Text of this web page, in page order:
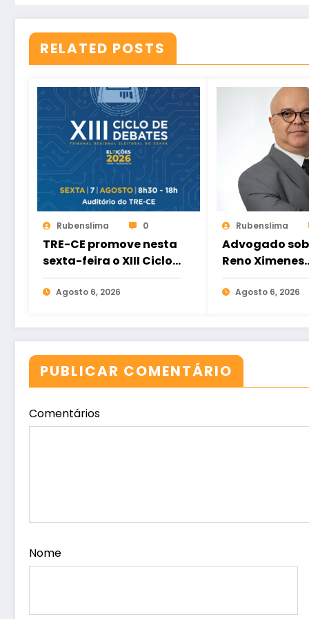
RELATED POSTS
Rubenslima 0
TRE-CE promove nesta
sexta-feira o XIII Ciclo
de Debates sobre
Eleições 2026
Agosto 6, 2026
Rubenslima
Advogado
Reno Ximenes
disputará
Assembleia
Agosto 6, 2026
PUBLICAR COMENTÁRIO
Comentários
Nome